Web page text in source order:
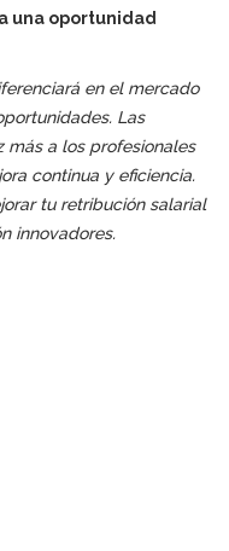
una oportunidad
en el mercado
Las
más a los profesionales
continua y eficiencia.
tu retribución salarial
innovadores.